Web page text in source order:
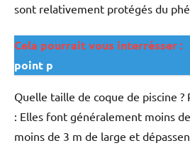
sont relativement protégés du
Cela pourrait vous interrésser :
point p
Quelle taille de coque de piscine
: Elles font généralement moins
moins de 3 m de large et